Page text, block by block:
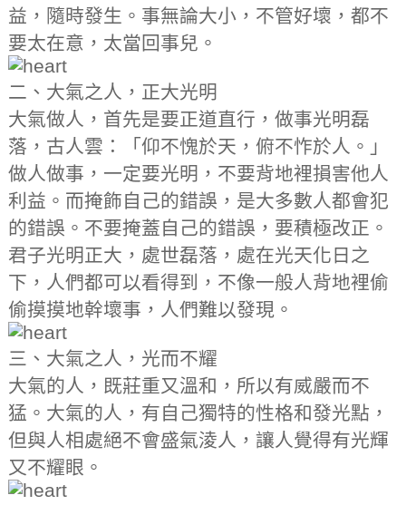
益，隨時發生。事無論大小，不管好壞，都不
要太在意，太當回事兒。
二、大氣之人，正大光明
大氣做人，首先是要正道直行，做事光明磊
落，古人雲：「仰不愧於天，俯不怍於人。」
做人做事，一定要光明，不要背地裡損害他人
利益。而掩飾自己的錯誤，是大多數人都會犯
的錯誤。不要掩蓋自己的錯誤，要積極改正。
君子光明正大，處世磊落，處在光天化日之
下，人們都可以看得到，不像一般人背地裡偷
偷摸摸地幹壞事，人們難以發現。
三、大氣之人，光而不耀
大氣的人，既莊重又溫和，所以有威嚴而不
猛。大氣的人，有自己獨特的性格和發光點，
但與人相處絕不會盛氣淩人，讓人覺得有光輝
又不耀眼。